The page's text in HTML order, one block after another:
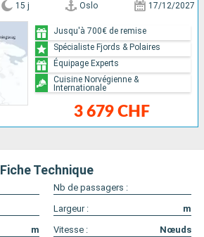
15 j Oslo 17/12/2027
3 679 CHF
Jusqu'à 700€ de remise
Spécialiste Fjords & Polaires
Équipage Experts
Cuisine Norvégienne &
Internationale
Fiche Technique
Nb de passagers :
Largeur :
m
m Vitesse : Nœuds